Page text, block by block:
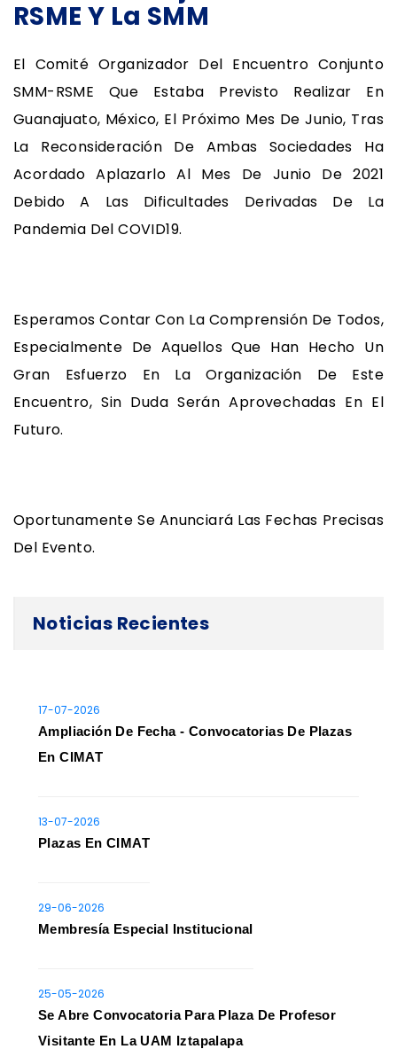
RSME Y La SMM
El Comité Organizador Del Encuentro Conjunto
SMM-RSME Que Estaba Previsto Realizar En
Guanajuato, México, El Próximo Mes De Junio, Tras
La Reconsideración De Ambas Sociedades Ha
Acordado Aplazarlo Al Mes De Junio De 2021
Debido A Las Dificultades Derivadas De La
Pandemia Del COVID19.
Esperamos Contar Con La Comprensión De Todos,
Especialmente De Aquellos Que Han Hecho Un
Gran Esfuerzo En La Organización De Este
Encuentro, Sin Duda Serán Aprovechadas En El
Futuro.
Oportunamente Se Anunciará Las Fechas Precisas
Del Evento.
Noticias Recientes
17-07-2026
Ampliación De Fecha - Convocatorias De Plazas
En CIMAT
13-07-2026
Plazas En CIMAT
29-06-2026
Membresía Especial Institucional
25-05-2026
Se Abre Convocatoria Para Plaza De Profesor
Visitante En La UAM Iztapalapa